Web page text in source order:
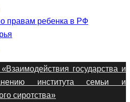
правам ребенка в РФ
государства и
института семьи и
сиротства»